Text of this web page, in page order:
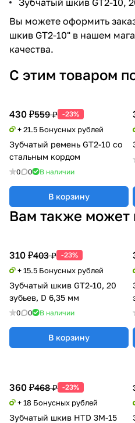
Вы можете оформить
шкив GT2-10" в нашем
качества.
С этим товаром
430 ₽559 ₽ -23%
+ 21.5 Бонусных рублей
Зубчатый ремень GT2-10 со
стальным кордом
0 0 В наличии
В корзину
Вам также может
310 ₽403 ₽ -23%
+ 15.5 Бонусных рублей
Зубчатый шкив GT2-10, 20
зубьев, D 6,35 мм
0 0 В наличии
В корзину
360 ₽468 ₽ -23%
+ 18 Бонусных рублей
Зубчатый шкив HTD 3M-15